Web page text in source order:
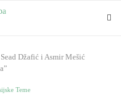
Džafić i Asmir Mešić
Teme